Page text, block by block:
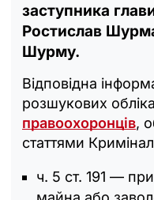
заступника
Ростислав
Шурму.
Відповідна
розшукових
правоохоронців,
статтями
ч. 5 ст. 191 —